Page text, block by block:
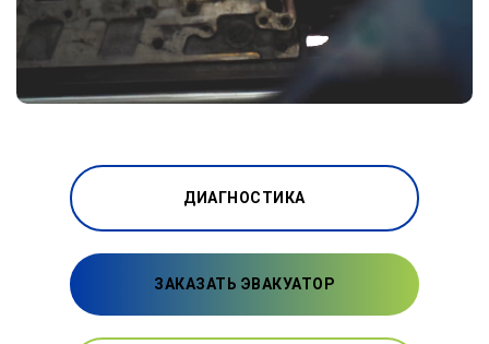
ДИАГНОСТИКА
ЗАКАЗАТЬ ЭВАКУАТОР